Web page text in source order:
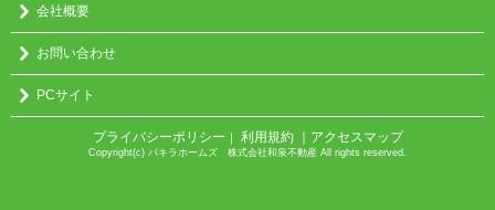
会社概要
お問い合わせ
PCサイト
プライバシーポリシー ｜ 利用規約 ｜アクセスマップ
Copyright(c) パキラホームズ 株式会社和泉不動産 All rights reserved.